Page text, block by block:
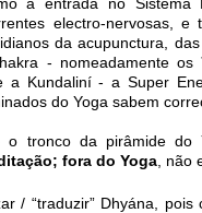
electro-nervosas,
da acupunctura,
- nomeadamente os
a Kundaliní - a Super
do Yoga sabem
o tronco da pirâmide do
fora do Yoga , não
/ “traduzir” Dhyána,